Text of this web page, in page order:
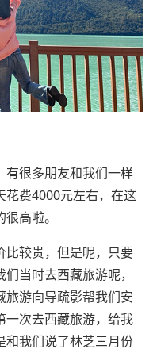
有很多朋友和我们一样
花费4000元左右，在这
高啦。
比较贵，但是呢，只要
当时去西藏旅游呢，
旅游向导疏影帮我们安
一次去西藏旅游，给我
和我们说了林芝三月份